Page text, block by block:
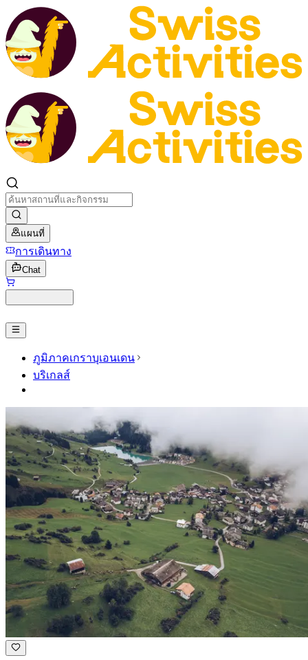
แผนที่
การเดินทาง
Chat
ภูมิภาคเกราบุเอนเดน
บริเกลส์